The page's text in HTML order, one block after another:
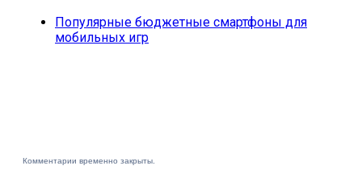
Популярные бюджетные смартфоны для
мобильных игр
Комментарии временно закрыты.